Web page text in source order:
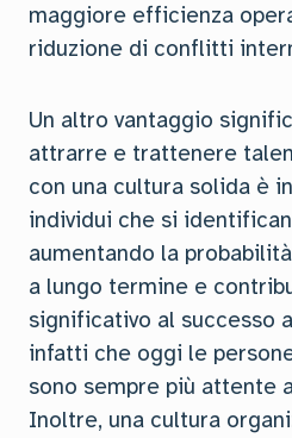
maggiore efficienza
riduzione di conflitti
Un altro vantaggio
attrarre e trattenere
con una cultura solida è
individui che si
aumentando la
a lungo termine e
significativo al successo
infatti che oggi le
sono sempre più attente
Inoltre, una cultura